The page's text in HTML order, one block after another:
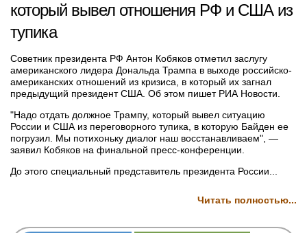
который вывел отношения РФ и США из
тупика
Советник президента РФ Антон Кобяков отметил заслугу
американского лидера Дональда Трампа в выходе российско-
американских отношений из кризиса, в который их загнал
предыдущий президент США. Об этом пишет РИА Новости.
"Надо отдать должное Трампу, который вывел ситуацию
России и США из переговорного тупика, в которую Байден ее
погрузил. Мы потихоньку диалог наш восстанавливаем", —
заявил Кобяков на финальной пресс-конференции.
До этого специальный представитель президента России...
Читать полностью...